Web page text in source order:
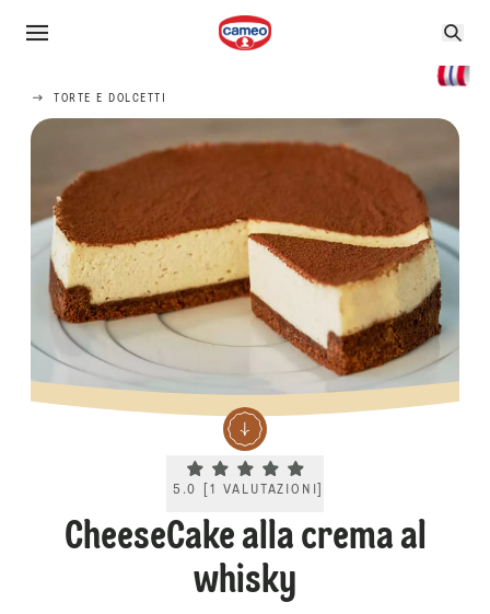
TORTE E DOLCETTI
Current rating 5.0. Click to rate.
5.0 1 VALUTAZIONI
CheeseCake alla crema al
whisky